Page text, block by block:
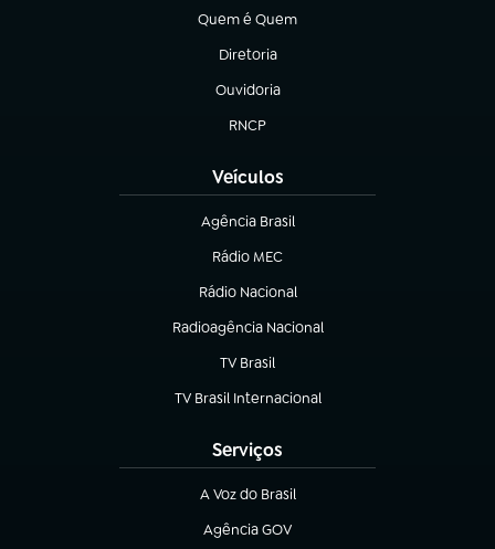
Quem é Quem
(abre em nova aba)
Diretoria
(abre em nova aba)
Ouvidoria
(abre em nova aba)
RNCP
(abre em nova aba)
Veículos
Agência Brasil
(abre em nova aba)
Rádio MEC
(abre em nova aba)
Rádio Nacional
Radioagência Nacional
(abre em nova aba)
TV Brasil
(abre em nova aba)
TV Brasil Internacional
(abre em nova aba)
Serviços
A Voz do Brasil
(abre em nova aba)
Agência GOV
(abre em nova aba)